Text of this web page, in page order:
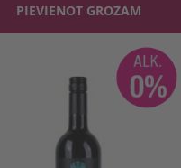
PIEVIENOT GROZAM